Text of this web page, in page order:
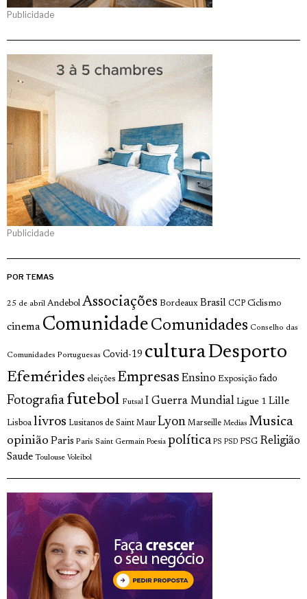
Publicidade
Publicidade
POR TEMAS
25 de abril Andebol Associações Bordeaux Brasil CCP Ciclismo
cinema Comunidade Comunidades Conselho das
Comunidades Portuguesas Covid-19 culturaDesporto
Efemérides eleições Empresas Ensino Exposição fado
Fotografia futebol Futsal I Guerra Mundial Ligue 1 Lille
Lisboa livros Lusitanos de Saint Maur Lyon Marseille Medias Musica
opinião Paris Paris Saint Germain Poesia política PS PSD PSG Religião
Saude Toulouse Voleibol